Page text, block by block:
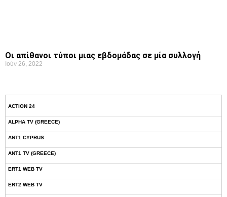
Οι απίθανοι τύποι μιας εβδομάδας σε μία συλλογή
Ιούν 26, 2022
ACTION 24
ALPHA TV (GREECE)
ANT1 CYPRUS
ANT1 TV (GREECE)
ERT1 WEB TV
ERT2 WEB TV